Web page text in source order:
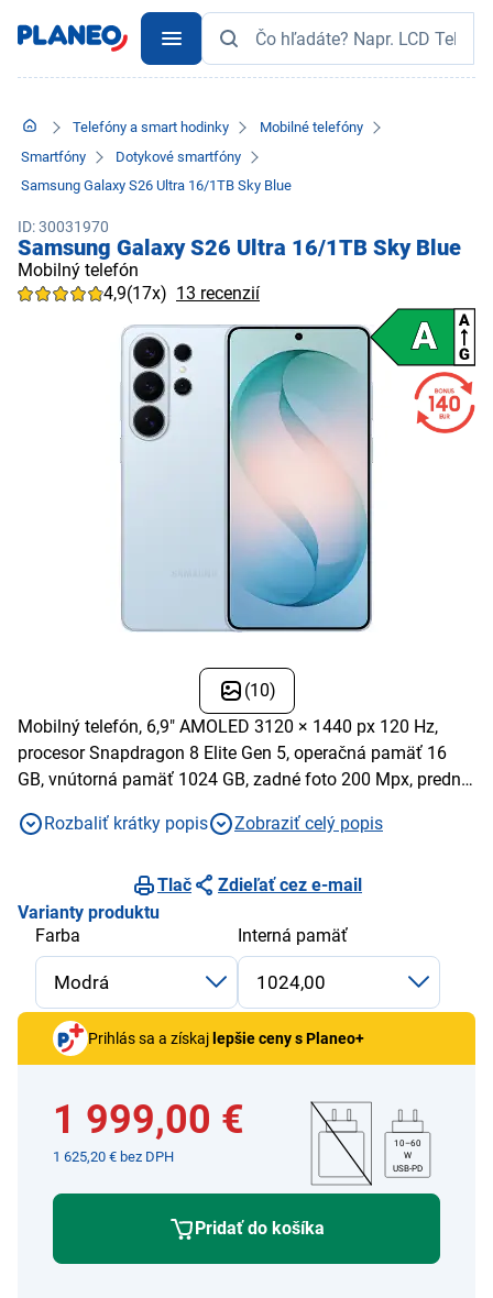
Telefóny a smart hodinky
Mobilné telefóny
Smartfóny
Dotykové smartfóny
Samsung Galaxy S26 Ultra 16/1TB Sky Blue
ID: 30031970
Samsung Galaxy S26 Ultra 16/1TB Sky Blue
Mobilný telefón
4,9(17x) 13 recenzií
(10)
Mobilný telefón, 6,9" AMOLED 3120 × 1440 px 120 Hz,
procesor Snapdragon 8 Elite Gen 5, operačná pamäť 16
GB, vnútorná pamäť 1024 GB, zadné foto 200 Mpx, predné
Rozbaliť krátky popis
Zobraziť celý popis
Tlač
Zdieľať cez e-mail
Varianty produktu
Farba
Interná pamäť
Prihlás sa a získaj lepšie ceny s Planeo+
1 999,00 €
1 625,20 € bez DPH
10–60
W
USB-PD
Pridať do košíka